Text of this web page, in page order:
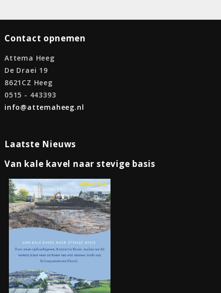
Contact opnemen
Attema Heeg
De Draei 19
8621CZ Heeg
0515 - 443393
info@attemaheeg.nl
Laatste Nieuws
Van kale kavel naar stevige basis